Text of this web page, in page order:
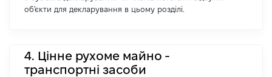
об'єкти для декларування в цьому розділі.
4. Цінне рухоме майно -
транспортні засоби